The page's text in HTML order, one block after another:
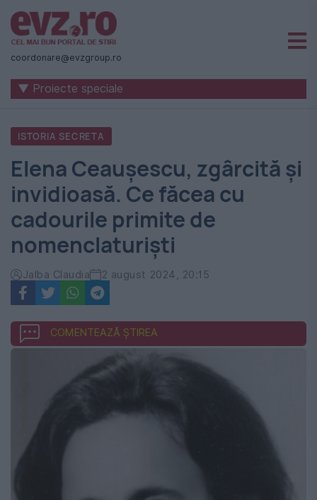
Știri
naționale
internaționale
România
-
Evenimentul
Zilei
coordonare@evzgroup.ro
▼ Proiecte speciale
ISTORIA SECRETA
Elena Ceaușescu, zgârcită și
invidioasă. Ce făcea cu
cadourile primite de
nomenclaturiști
Jalba Claudia 2 august 2024, 20:15
COMENTEAZĂ ȘTIREA